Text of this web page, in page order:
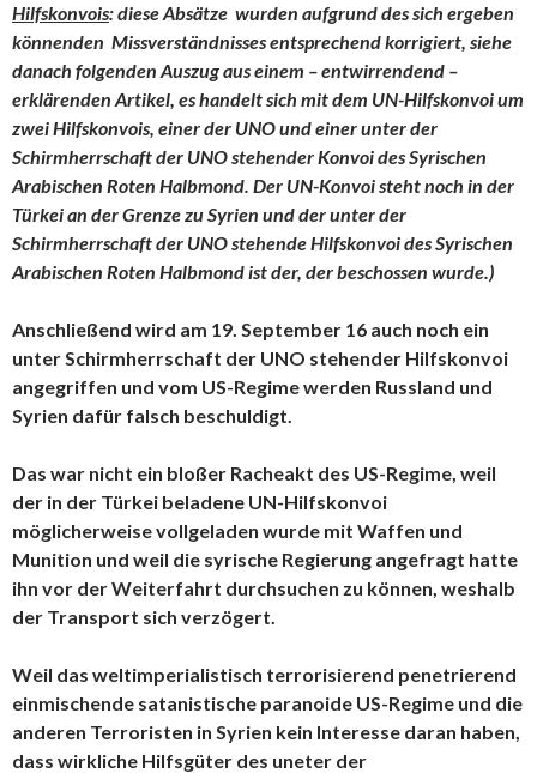
Hilfskonvois: diese Absätze wurden aufgrund des sich ergeben
könnenden Missverständnisses entsprechend korrigiert, siehe
danach folgenden Auszug aus einem – entwirrendend –
erklärenden Artikel, es handelt sich mit dem UN-Hilfskonvoi um
zwei Hilfskonvois, einer der UNO und einer unter der
Schirmherrschaft der UNO stehender Konvoi des Syrischen
Arabischen Roten Halbmond. Der UN-Konvoi steht noch in der
Türkei an der Grenze zu Syrien und der unter der
Schirmherrschaft der UNO stehende Hilfskonvoi des Syrischen
Arabischen Roten Halbmond ist der, der beschossen wurde.)
Anschließend wird am 19. September 16 auch noch ein
unter Schirmherrschaft der UNO stehender Hilfskonvoi
angegriffen und vom US-Regime werden Russland und
Syrien dafür falsch beschuldigt.
Das war nicht ein bloßer Racheakt des US-Regime, weil
der in der Türkei beladene UN-Hilfskonvoi
möglicherweise vollgeladen wurde mit Waffen und
Munition und weil die syrische Regierung angefragt hatte
ihn vor der Weiterfahrt durchsuchen zu können, weshalb
der Transport sich verzögert.
Weil das weltimperialistisch terrorisierend penetrierend
einmischende satanistische paranoide US-Regime und die
anderen Terroristen in Syrien kein Interesse daran haben,
dass wirkliche Hilfsgüter des uneter der